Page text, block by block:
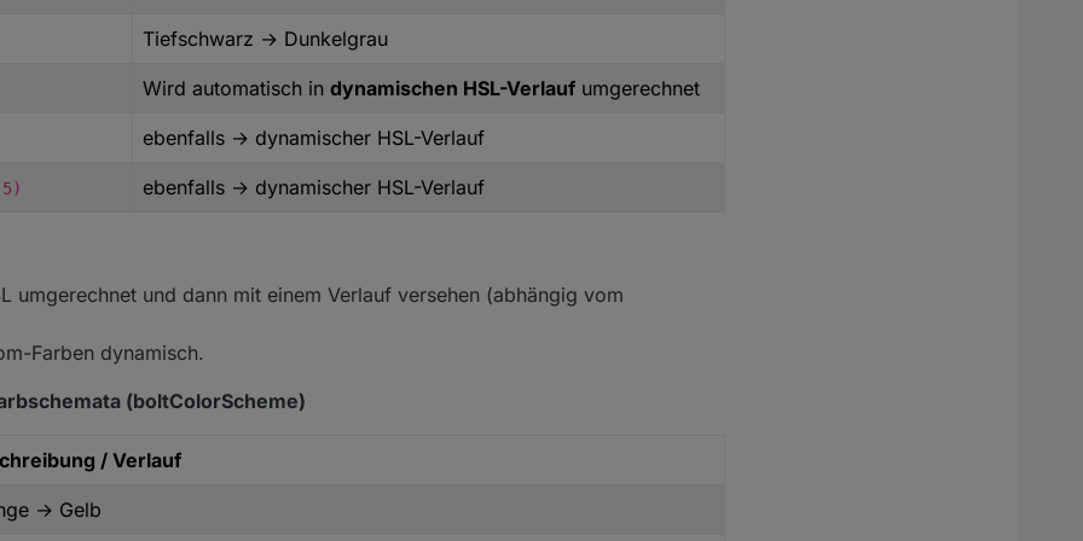
Füllfarbe je nach Farbschema und Ladestand.
Farben
Tiefschwarz → Dunkelgrau
Wird automatisch in dynamischen HSL-Verlauf umgerechnet
ebenfalls → dynamischer HSL-Verlauf
ebenfalls → dynamischer HSL-Verlauf
umgerechnet und dann mit einem Verlauf versehen (abhängig vom
Farben dynamisch.
(boltColorScheme)
/ Verlauf
→ Gelb